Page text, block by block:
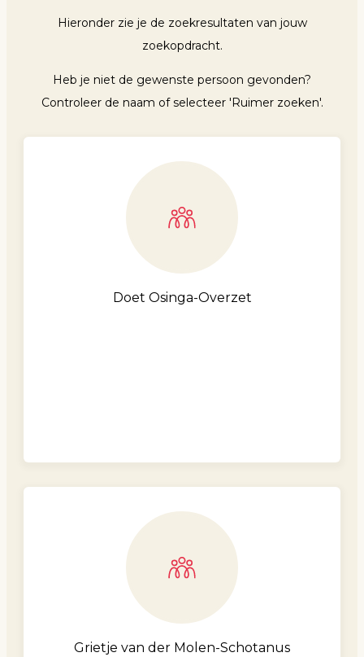
Hieronder zie je de zoekresultaten van jouw
zoekopdracht.
Heb je niet de gewenste persoon gevonden?
Controleer de naam of selecteer 'Ruimer zoeken'.
Doet Osinga-Overzet
Grietje van der Molen-Schotanus